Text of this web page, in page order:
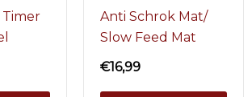
Anti Schrok Mat/
Slow Feed Mat
€16,99